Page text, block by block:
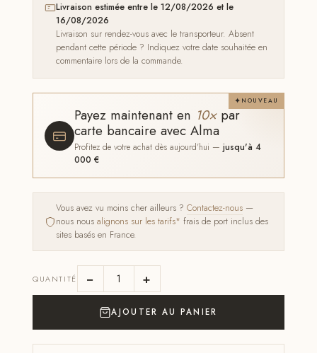
Livraison estimée entre le 12/08/2026 et le
16/08/2026
Livraison sur rendez-vous avec le transporteur. Absent
pendant cette période ? Indiquez votre date souhaitée en
commentaire lors de la commande.
NOUVEAU
Payez maintenant en 10×par
carte bancaire avec Alma
Profitez de votre achat dès aujourd'hui —jusqu'à 4
000 €
Vous avez vu moins cher ailleurs ?Contactez-nous —
nous nousalignons sur les tarifs* frais de port inclus des
sites basés en France.
QUANTITÉ − +
AJOUTER AU PANIER